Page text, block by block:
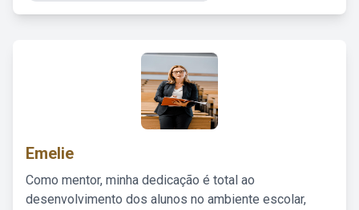
Emelie
Como mentor, minha dedicação é total ao
desenvolvimento dos alunos no ambiente escolar,